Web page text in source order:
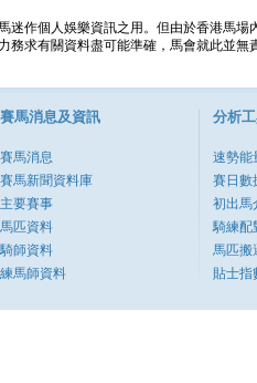
迷作個人娛樂資訊之用。但由於香港馬
務求有關資料盡可能準確，馬會就此並
賽馬消息及資訊
賽馬消息
賽馬新聞資料庫
主要賽事
馬匹資料
騎師資料
練馬師資料
分析
速勢能
賽日數
初出馬
騎練配
馬匹搬
貼士指